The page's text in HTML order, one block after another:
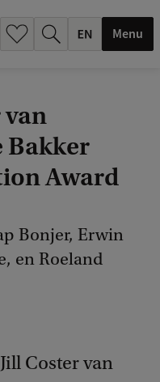
Menu
van
Bakker
Award
Bonjer, Erwin
en Roeland
Coster van